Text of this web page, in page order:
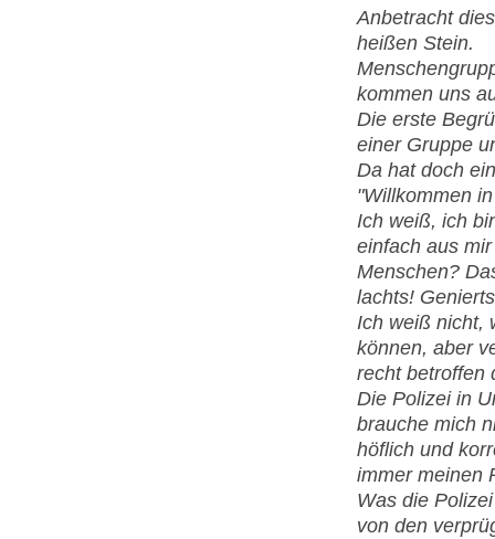
Anbetracht
heißen Stein.
kommen uns
Die erste
einer Gruppe
Da hat doch
"Willkommen
Ich weiß, ich
einfach aus
Menschen?
lachts!
Ich weiß nicht,
können, aber
recht betroffen
Die Polizei in
brauche mich
höflich und
immer meinen
Was die
von den